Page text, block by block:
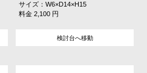
サイズ：W6×D14×H15
料金 2,100 円
検討台へ移動